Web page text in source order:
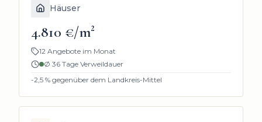
Häuser
4.810 €/m²
12 Angebote im Monat
Ø 36 Tage Verweildauer
-2,5 % gegenüber dem Landkreis-Mittel